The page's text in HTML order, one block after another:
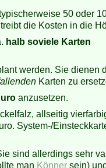
50 oder
die Kosten in die
halb soviele Karten
werden. Sie dienen
Karten zu
anzusetzen.
allseitig
System-/
sind allerdings sehr
man Könner sein) und